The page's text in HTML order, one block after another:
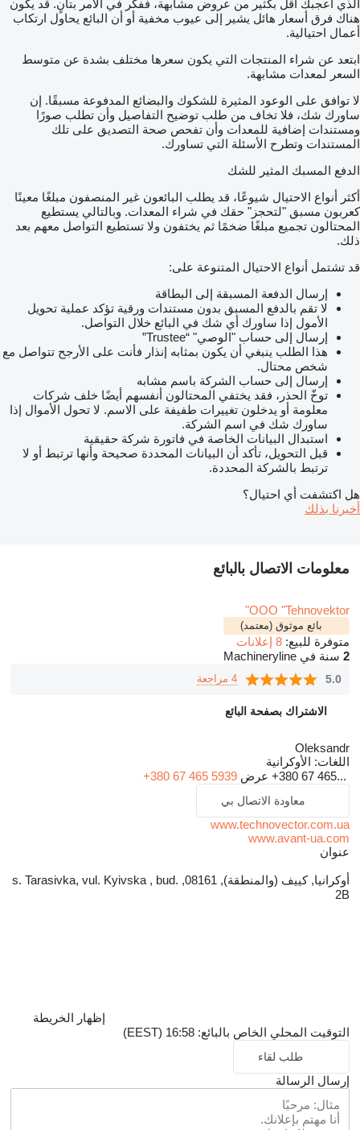
الذي أعجبك أقل بكثير من عروض مشابهة، ففكر في الأمر بتأنٍ. قد يكون
هناك فرق أسعار هائل يشير إلى عيوب مخفية أو أن البائع يحاول ارتكاب
أعمال احتيالية.
ابتعد عن شراء المنتجات التي يكون سعرها مختلف بشدة عن متوسط
السعر لمعدات مشابهة.
لا توافق على الوعود المثيرة للشكوك والبضائع المدفوعة مسبقًا. إن
ساورك شك، فلا تخاف من طلب توضيح التفاصيل وأن تطلب صورًا
ومستندات إضافية للمعدات وأن تفحص صحة التصديق على تلك
المستندات وتطرح الأسئلة التي تساورك.
الدفع المسبك المثير للشك
أكثر أنواع الاحتيال شيوعًا، قد يطلب البائعون غير المنصفون مبلغًا معينًا
كعربون مسبق "لتحجز" حقك في شراء المعدات. وبالتالي يستطيع
المحتالون تجميع مبلغًا ضخمًا ثم يختفون ولا تستطيع التواصل معهم بعد
ذلك.
قد تشتمل أنواع الاحتيال المتنوعة على:
إرسال الدفعة المسبقة إلى البطاقة
لا تقم بالدفع المسبق بدون مستندات ورقية تؤكد عملية تحويل
الأمول إذا ساورك أي شك في البائع خلال التواصل.
إرسال إلى حساب "الوصي" “Trustee”
هذا الطلب ينبغي أن يكون بمثابه إنذار فأنت على الأرجح تتواصل مع
شخص محتال.
إرسال إلى حساب الشركة باسم مشابه
توخّ الحذر، فقد يختفي المحتالون أنفسهم أيضًا خلف شركات
معلومة أو يدخلون تغييرات طفيفة على الاسم. لا تحول الأموال إذا
ساورك شك في اسم الشركة.
استبدال البيانات الخاصة في فاتورة شركة حقيقية
قبل التحويل، تأكد أن البيانات المحددة صحيحة وأنها ترتبط أو لا
ترتبط بالشركة المحددة.
هل اكتشفت أي احتيال؟
أخبرنا بذلك
معلومات الاتصال بالبائع
OOO "Tehnovektor"
بائع موثوق (معتمد)
متوفرة للبيع: 8 إعلانات
2 سنة في Machineryline
5.0 4 مراجعة
الاشتراك بصفحة البائع
Oleksandr
اللغات: الأوكرانية
+380 67 465... عرض +380 67 465 5939
معاودة الاتصال بي
www.technovector.com.ua
www.avant-ua.com
عنوان
أوكرانيا, كييف (والمنطقة), 08161, s. Tarasivka, vul. Kyivska , bud.
2B
إظهار الخريطة
التوقيت المحلي الخاص بالبائع: 16:58 (EEST)
طلب لقاء
إرسال الرسالة